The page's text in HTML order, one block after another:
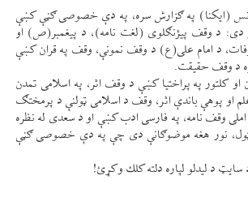
(ايكنا) په ګزارش سره، په دې خصوصی ګڼې كښې
دی: د وقف پيژنګلوی (لغت نامه)، د پيغمبر(ص) او
د امام علی(ع) د وقف نمونې، وقف په قران كښې
د وقف حقيقت.
كلتور په پراختيا كښې د وقف اثر، په اسلامی تمدن
او پوهې باندې اثر، وقف د اسلامی ټولنې د پرمختګ
املی وقف نامه، په فارسی ادب كښې او د سعدی له نظره
نور هغه موضوګانې دی چې په دې خصوصی ګڼې
د ليدلو لپاره دلته كلك وكړئ!